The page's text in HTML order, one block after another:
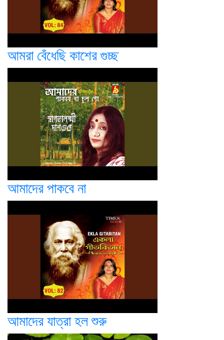
আমরা বেঁধেছি কাশের গুচ্ছ
আমাদের পাকবে না
আমাদের যাত্রা হল শুরু